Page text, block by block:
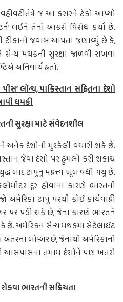
જ આ કરારને ટેકો આપ્યો
લઈને તેનો આકરો વિરોધ કર્યો છે.
ટીકાનો જવાબ આપતા જણાવ્યું છે કે,
મથકની સુરક્ષા જાળવી રાખવા
અનિવાર્ય હતો.
લૉન્ચ, પાકિસ્તાન સહિતના દેશો
ધમકી
સુરક્ષા માટે સંવેદનશીલ
અનેક દેશોની મુશ્કેલી વધારી શકે છે.
જેવા દેશો પર હુમલો કરી શકાય
બાદ ટાપુનું મહત્ત્વ ખૂબ વધી ગયું છે.
દૂર હોવાના કારણે ભારતની
ટાપુ પરથી કોઈ કાર્યવાહી
પર પડી શકે છે, જેના કારણે ભારતને
છે. અમેરિકન સૈન્ય મથકમાં સેટેલાઈટ
બોમ્બર છે, જેનાથી અમેરિકાની
આસપાસના તમામ દેશોને પણ ખતરો
ભારતની સક્રિયતા